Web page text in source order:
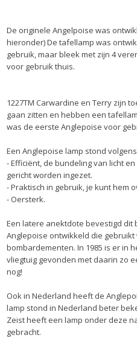
De originele Angelpoise was
hieronder) De tafellamp was
gebruik, maar bleek met zijn 4
voor gebruik thuis.
1227TM Carwardine en Terry zijn
gaan zitten en hebben een
was de eerste Anglepoise voor
Een Anglepoise lamp stond
- Efficiënt, de bundeling van licht
gericht worden ingezet.
- Praktisch in gebruik, je kunt hem
- Oersterk.
Een latere anektdote bevestigd dit
Anglepoise ontwikkeld die
bombardementen. In 1985 is er in
vliegtuig gevonden met daarin zo
nog!
Ook in Nederland heeft de
lamp stond in Nederland beter
Zeist heeft een lamp onder deze
gebracht.